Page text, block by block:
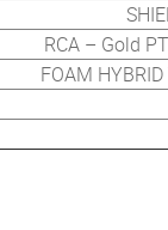
RCA – Gold
FOAM